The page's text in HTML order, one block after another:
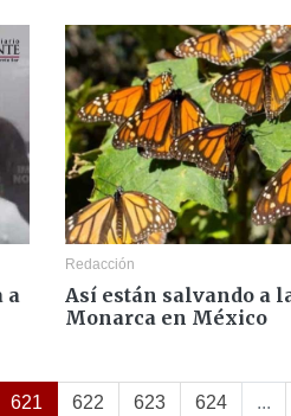
a
Redacción
Así están salvando a
Monarca en México
621 622 623 624 ...